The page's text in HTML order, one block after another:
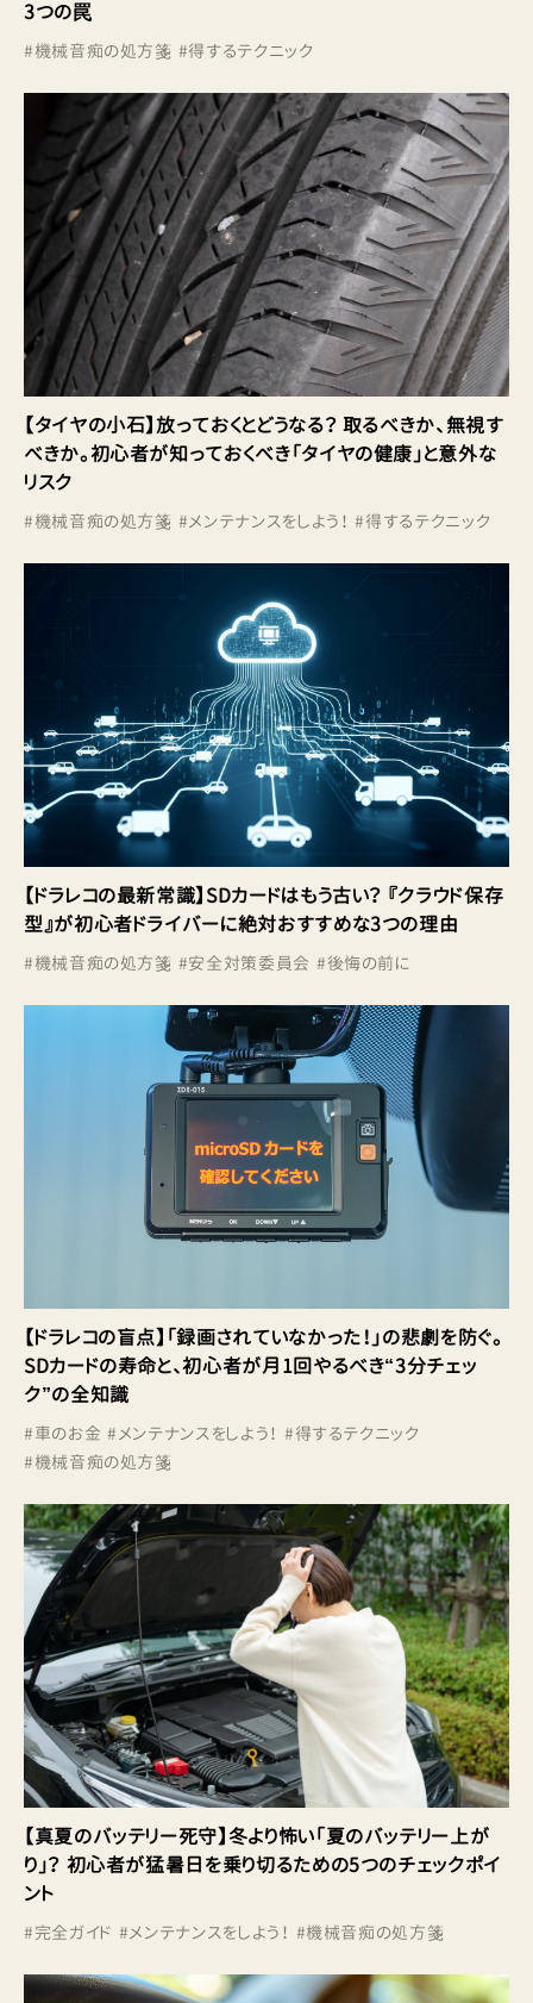
3つの罠
#機械音痴の処方箋 #得するテクニック
【タイヤの小石】放っておくとどうなる？ 取るべきか、無視す
べきか。初心者が知っておくべき「タイヤの健康」と意外な
リスク
#機械音痴の処方箋 #メンテナンスをしよう！ #得するテクニック
【ドラレコの最新常識】SDカードはもう古い？ 『クラウド保存
型』が初心者ドライバーに絶対おすすめな3つの理由
#機械音痴の処方箋 #安全対策委員会 #後悔の前に
【ドラレコの盲点】「録画されていなかった！」の悲劇を防ぐ。
SDカードの寿命と、初心者が月1回やるべき“3分チェッ
ク”の全知識
#車のお金 #メンテナンスをしよう！ #得するテクニック
#機械音痴の処方箋
【真夏のバッテリー死守】冬より怖い「夏のバッテリー上が
り」？ 初心者が猛暑日を乗り切るための5つのチェックポイ
ント
#完全ガイド #メンテナンスをしよう！ #機械音痴の処方箋